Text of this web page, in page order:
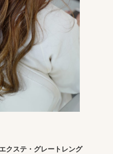
クステ・グレートレング